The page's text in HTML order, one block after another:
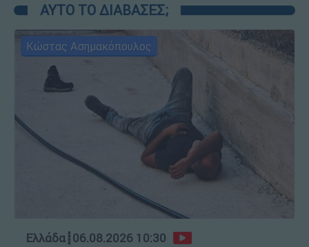
ΑΥΤΟ ΤΟ ΔΙΑΒΑΣΕΣ;
Κώστας Ασημακόπουλος
Ελλάδα┋06.08.2026 10:30